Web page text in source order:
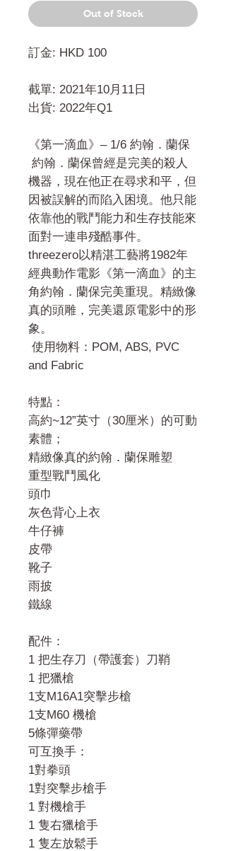
Out of Stock
訂金: HKD 100
截單: 2021年10月11日
出貨: 2022年Q1
《第一滴血》– 1/6 約翰．蘭保
約翰．蘭保曾經是完美的殺人
機器，現在他正在尋求和平，但
因被誤解的而陷入困境。他只能
依靠他的戰鬥能力和生存技能來
面對一連串殘酷事件。
threezero以精湛工藝將1982年
經典動作電影《第一滴血》的主
角約翰．蘭保完美重現。精緻像
真的頭雕，完美還原電影中的形
象。
使用物料：POM, ABS, PVC
and Fabric
特點：
高約~12”英寸（30厘米）的可動
素體；
精緻像真的約翰．蘭保雕塑
重型戰鬥風化
頭巾
灰色背心上衣
牛仔褲
皮帶
靴子
雨披
鐵線
配件：
1 把生存刀（帶護套）刀鞘
1 把獵槍
1支M16A1突擊步槍
1支M60 機槍
5條彈藥帶
可互換手：
1對拳頭
1對突擊步槍手
1 對機槍手
1 隻右獵槍手
1 隻左放鬆手